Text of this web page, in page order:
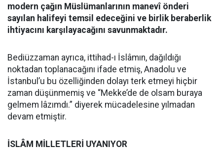
modern çağın Müslümanlarının manevî önderi
sayılan halifeyi temsil edeceğini ve birlik beraberlik
ihtiyacını karşılayacağını savunmaktadır.
Bediüzzaman ayrıca, ittihad-ı İslâmın, dağıldığı
noktadan toplanacağını ifade etmiş, Anadolu ve
İstanbul’u bu özelliğinden dolayı terk etmeyi hiçbir
zaman düşünmemiş ve “Mekke’de de olsam buraya
gelmem lâzımdı.” diyerek mücadelesine yılmadan
devam etmiştir.
İSLÂM MİLLETLERİ UYANIYOR